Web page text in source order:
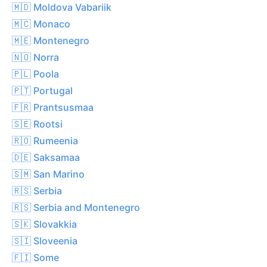
🇲🇩 Moldova Vabariik
🇲🇨 Monaco
🇲🇪 Montenegro
🇳🇴 Norra
🇵🇱 Poola
🇵🇹 Portugal
🇫🇷 Prantsusmaa
🇸🇪 Rootsi
🇷🇴 Rumeenia
🇩🇪 Saksamaa
🇸🇲 San Marino
🇷🇸 Serbia
🇷🇸 Serbia and Montenegro
🇸🇰 Slovakkia
🇸🇮 Sloveenia
🇫🇮 Some